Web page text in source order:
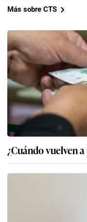
Más sobre CTS
¿Cuándo vuelven